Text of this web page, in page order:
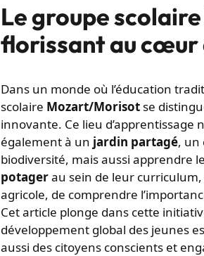
Le groupe
florissant au cœur
Dans un monde où l’éducation
scolaire Mozart/Morisot se
innovante. Ce lieu d’apprentissage
également à un jardin partagé, un
biodiversité, mais aussi apprendre
potagerau sein de leur
agricole, de comprendre
Cet article plonge dans cette
développement global des jeunes
aussi des citoyens conscients et